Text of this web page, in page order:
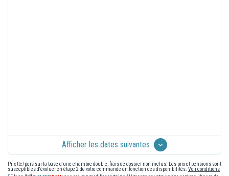
Afficher les dates suivantes
Prix ttc/pers sur la base d'une chambre double, frais de dossier non inclus. Les prix et pensions sont
susceptibles d'évoluer en étape 2 de votre commande en fonction des disponibilités. Voir conditions